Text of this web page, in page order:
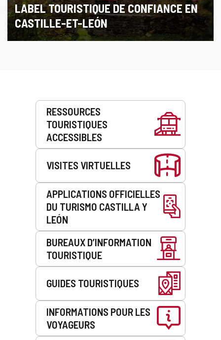
LABEL TOURISTIQUE DE CONFIANCE EN
CASTILLE-ET-LEÓN
Prestations
RESSOURCES
TOURISTIQUES
ACCESSIBLES
VISITES VIRTUELLES
APPLICATIONS OFFICIELLES
DU TURISMO CASTILLA Y
LEÓN
BUREAUX D’INFORMATION
TOURISTIQUE
GUIDES TOURISTIQUES
INFORMATIONS POUR LES
VOYAGEURS